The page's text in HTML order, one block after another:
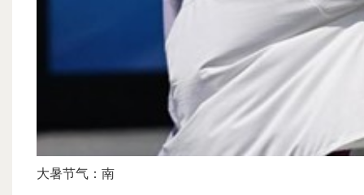
大暑节气：南